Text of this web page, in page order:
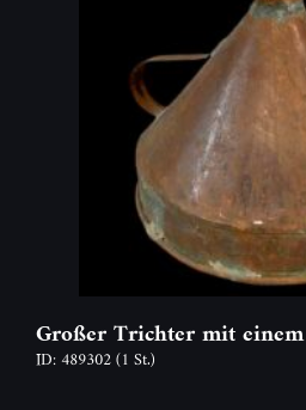
Großer Trichter mit
ID: 489302(1 St.)